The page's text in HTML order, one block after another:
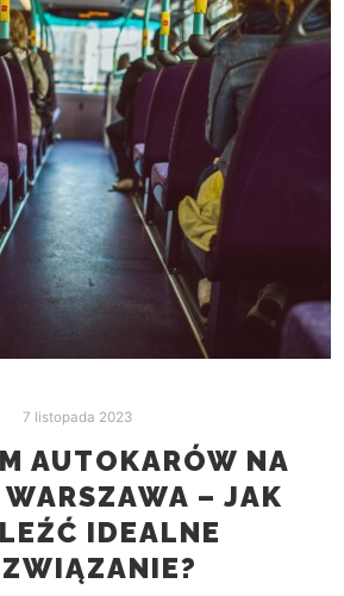
7 listopada 2023
AUTOKARÓW NA
– JAK
IDEALNE